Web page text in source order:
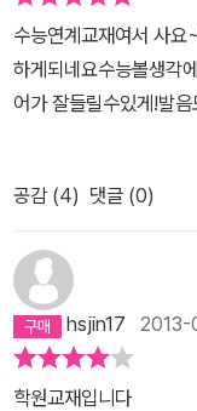
수능연계교재여서 사요
하게되네요수능볼생각
어가 잘들릴수있게!발
공감 (4) 댓글 (0)
hsjin17
학원교재입니다